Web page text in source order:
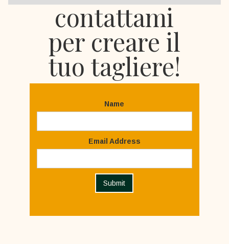
contattami
per creare il
tuo tagliere!
Name
Email Address